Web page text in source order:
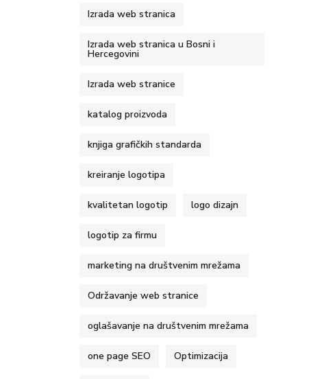
Izrada web stranica
Izrada web stranica u Bosni i
Hercegovini
Izrada web stranice
katalog proizvoda
knjiga grafičkih standarda
kreiranje logotipa
kvalitetan logotip logo dizajn
logotip za firmu
marketing na društvenim mrežama
Održavanje web stranice
oglašavanje na društvenim mrežama
one page SEO Optimizacija